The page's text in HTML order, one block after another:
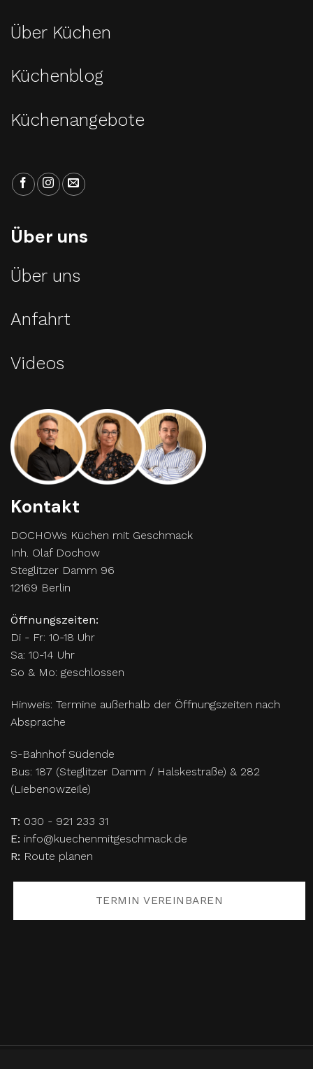
Über Küchen
Küchenblog
Küchenangebote
Über uns
Über uns
Anfahrt
Videos
Kontakt
DOCHOWs Küchen mit Geschmack
Inh. Olaf Dochow
Steglitzer Damm 96
12169 Berlin
Öffnungszeiten:
Di - Fr: 10-18 Uhr
Sa: 10-14 Uhr
So & Mo: geschlossen
Hinweis: Termine außerhalb der Öffnungszeiten nach
Absprache
S-Bahnhof Südende
Bus: 187 (Steglitzer Damm / Halskestraße) & 282
(Liebenowzeile)
T: 030 - 921 233 31
E: info@kuechenmitgeschmack.de
R: Route planen
TERMIN VEREINBAREN